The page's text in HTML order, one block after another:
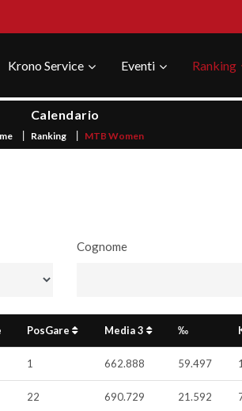
Krono Service Eventi Ranking
Calendario
Ranking MTB Women
Cognome
PosGare Media 3 ‰
1 662.888 59.497
22 690.729 21.592